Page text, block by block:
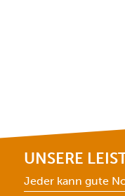
UNSERE
Jeder kann gute